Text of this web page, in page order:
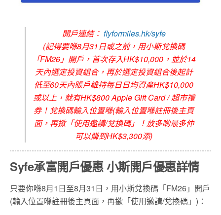
開戶連結： flyformiles.hk/syfe
(記得要喺8月31日或之前，用小斯兌換碼
「FM26」開戶，首次存入HK$10,000，並於14
天內選定投資組合，再於選定投資組合後起計
低至60天內賬戶維持每日日均資產HK$10,000
或以上，就有HK$800 Apple Gift Card / 超市禮
券！兌換碼輸入位置喺(輸入位置喺註冊後主頁
面，再撳「使用邀請/兌換碼」！放多啲最多仲
可以賺到HK$3,300添)
Syfe承富開戶優惠 小斯開戶優惠詳情
只要你喺8月1日至8月31日，用小斯兌換碼「FM26」開戶
(輸入位置喺註冊後主頁面，再撳「使用邀請/兌換碼」)：